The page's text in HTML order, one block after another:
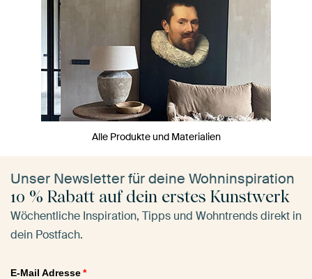
Alle Produkte und Materialien
Unser Newsletter für deine Wohninspiration
10 % Rabatt auf dein erstes Kunstwerk
Wöchentliche Inspiration, Tipps und Wohntrends direkt in
dein Postfach.
E-Mail Adresse*